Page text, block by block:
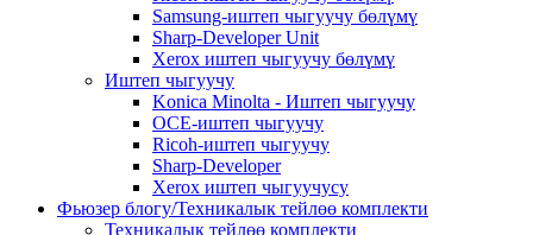
Samsung-иштеп чыгуучу бөлүмү
Sharp-Developer Unit
Xerox иштеп чыгуучу бөлүмү
Иштеп чыгуучу
Konica Minolta - Иштеп чыгуучу
OCE-иштеп чыгуучу
Ricoh-иштеп чыгуучу
Sharp-Developer
Xerox иштеп чыгуучусу
Фьюзер блогу/Техникалык тейлөө комплекти
Техникалык тейлөө комплекти